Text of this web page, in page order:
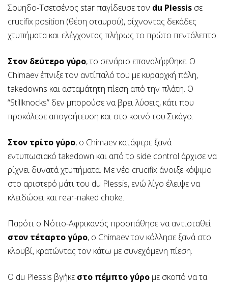
Σουηδο-Τσετσένος star παγίδευσε τον du Plessis σε
crucifix position (θέση σταυρού), ρίχνοντας δεκάδες
χτυπήματα και ελέγχοντας πλήρως το πρώτο πεντάλεπτο.
Στον δεύτερο γύρο, το σενάριο επαναλήφθηκε. Ο
Chimaev έπνιξε τον αντίπαλό του με κυραρχκή πάλη,
takedowns και ασταμάτητη πίεση από την πλάτη. Ο
“Stillknocks” δεν μπορούσε να βρει λύσεις, κάτι που
προκάλεσε απογοήτευση και στο κοινό του Σικάγο.
Στον τρίτο γύρο, ο Chimaev κατάφερε ξανά
εντυπωσιακό takedown και από το side control άρχισε να
ρίχνει δυνατά χτυπήματα. Με νέο crucifix άνοιξε κόψιμο
στο αριστερό μάτι του du Plessis, ενώ λίγο έλειψε να
κλειδώσει και rear-naked choke.
Παρότι ο Νότιο-Αφρικανός προσπάθησε να αντισταθεί
στον τέταρτο γύρο, ο Chimaev τον κόλλησε ξανά στο
κλουβί, κρατώντας τον κάτω με συνεχόμενη πίεση.
Ο du Plessis βγήκε στο πέμπτο γύρο με σκοπό να τα